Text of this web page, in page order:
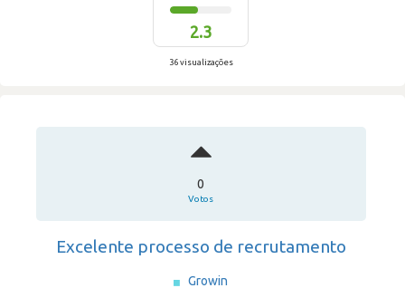
2.3
36 visualizações
0
Votos
Excelente processo de recrutamento
Growin